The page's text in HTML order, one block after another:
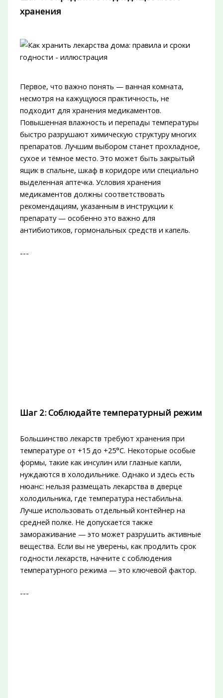
хранения
Первое, что важно понять — ванная комната,
несмотря на кажущуюся практичность, не
подходит для хранения медикаментов.
Повышенная влажность и перепады температуры
быстро разрушают химическую структуру многих
препаратов. Лучшим выбором станет прохладное,
сухое и тёмное место. Это может быть закрытый
ящик в спальне, шкаф в коридоре или специально
выделенная аптечка. Условия хранения
медикаментов должны соответствовать
рекомендациям, указанным в инструкции к
препарату — особенно это важно для
антибиотиков, гормональных средств и капель.
---
Шаг 2: Соблюдайте температурный режим
Большинство лекарств требуют хранения при
температуре от +15 до +25°C. Некоторые особые
формы, такие как инсулин или глазные капли,
нуждаются в холодильнике. Однако и здесь есть
нюанс: нельзя размещать лекарства в дверце
холодильника, где температура нестабильна.
Лучше использовать отдельный контейнер на
средней полке. Не допускается также
замораживание — это может разрушить активные
вещества. Если вы не уверены, как продлить срок
годности лекарств, начните с соблюдения
температурного режима — это ключевой фактор.
---